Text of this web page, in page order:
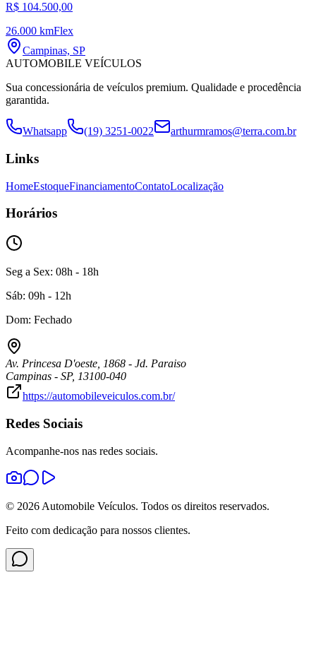
R$ 104.500,00
26.000 kmFlex
Campinas, SP
AUTOMOBILE VEÍCULOS
Sua concessionária de veículos premium. Qualidade e procedência
garantida.
Whatsapp (19) 3251-0022 arthurmramos@terra.com.br
Links
HomeEstoqueFinanciamentoContatoLocalização
Horários
Seg a Sex: 08h - 18h
Sáb: 09h - 12h
Dom: Fechado
Av. Princesa D'oeste 1868 - Jd. Paraiso
Campinas - SP, 13100-040
https://automobileveiculos.com.br/
Redes Sociais
Acompanhe-nos nas redes sociais.
© 2026 Automobile Veículos. Todos os direitos reservados.
Feito com dedicação para nossos clientes.